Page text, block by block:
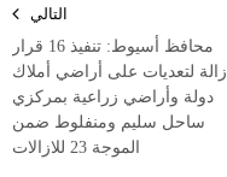
التالي
محافظ أسيوط: تنفيذ 16 قرار
إزالة لتعديات على أراضي أملاك
دولة وأراضي زراعية بمركزي
ساحل سليم ومنفلوط ضمن
الموجة 23 للازالات